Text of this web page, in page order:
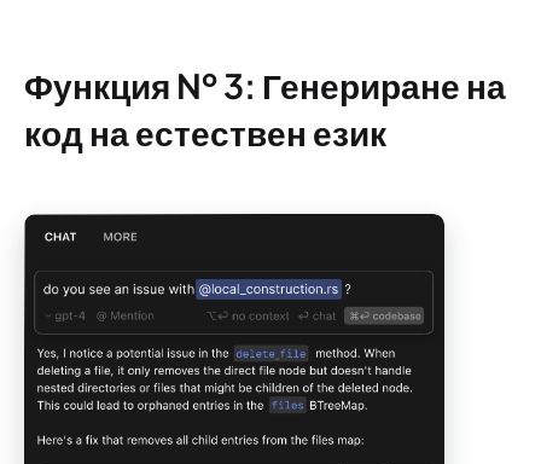
Функция № 3: Генериране на
код на естествен език